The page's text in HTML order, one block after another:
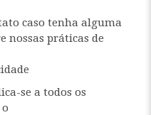
caso tenha alguma
nossas práticas de
se a todos os